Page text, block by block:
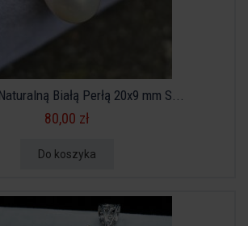
Białą Perłą 20x9 mm S...
80,00 zł
Do koszyka